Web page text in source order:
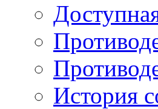
История